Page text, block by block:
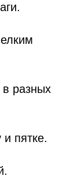
разных
пятке.